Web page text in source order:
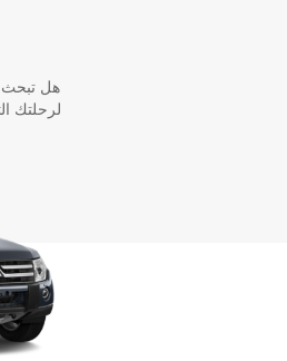
هل تبحث
لرحلتك